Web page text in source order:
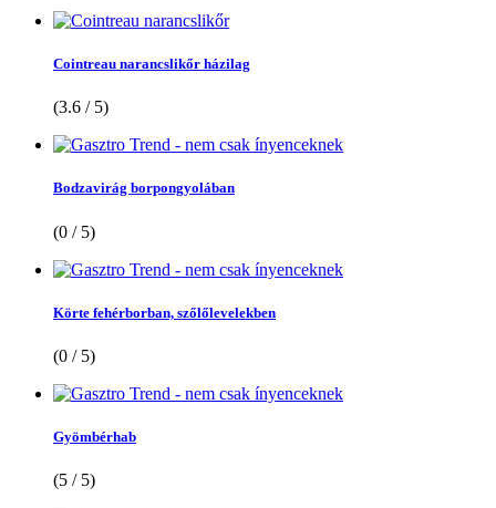
Cointreau narancslikőr házilag
(3.6 / 5)
Bodzavirág borpongyolában
(0 / 5)
Körte fehérborban, szőlőlevelekben
(0 / 5)
Gyömbérhab
(5 / 5)